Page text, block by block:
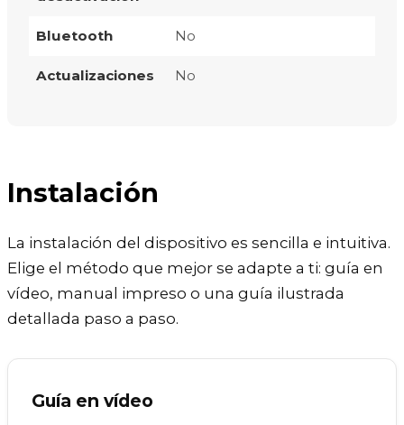
Bluetooth No
Actualizaciones No
Instalación
La instalación del dispositivo es sencilla e intuitiva.
Elige el método que mejor se adapte a ti: guía en
vídeo, manual impreso o una guía ilustrada
detallada paso a paso.
Guía en vídeo